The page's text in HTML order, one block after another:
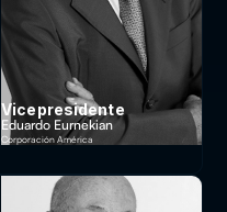
Vicepresidente
Eduardo Eurnekian
Corporación América